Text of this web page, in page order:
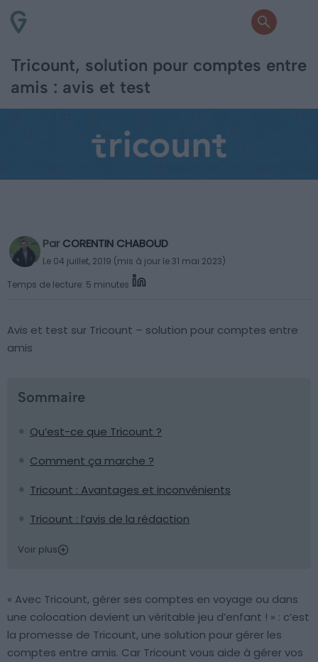
Tricount, solution pour comptes entre
amis : avis et test
Par CORENTIN CHABOUD
Le 04 juillet, 2019 (mis à jour le 31 mai 2023)
Temps de lecture: 5 minutes
Avis et test sur Tricount – solution pour comptes entre
amis
Sommaire
Qu’est-ce que Tricount ?
Comment ça marche ?
Tricount : Avantages et inconvénients
Tricount : l’avis de la rédaction
Voir plus
« Avec Tricount, gérer ses comptes en voyage ou dans
une colocation devient un véritable jeu d’enfant ! » : c’est
la promesse de Tricount, une solution pour gérer les
comptes entre amis. Car Tricount vous aide à gérer vos